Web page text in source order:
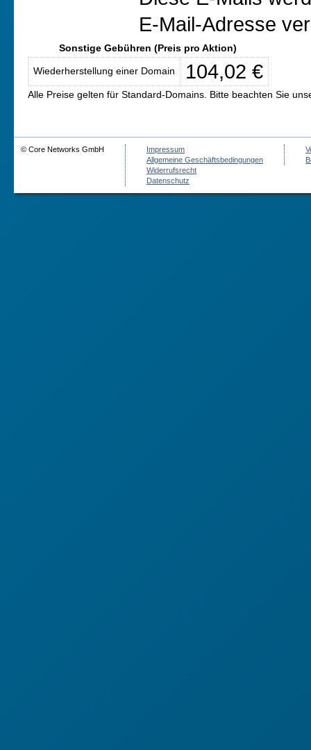
E-Mail-Adresse
Sonstige Gebühren (Preis pro Aktion)
Wiederherstellung einer Domain 104,02 €
Alle Preise gelten für Standard-Domains. Bitte beachten Sie
© Core Networks GmbH
Impressum
Allgemeine Geschäftsbedingungen
Widerrufsrecht
Datenschutz